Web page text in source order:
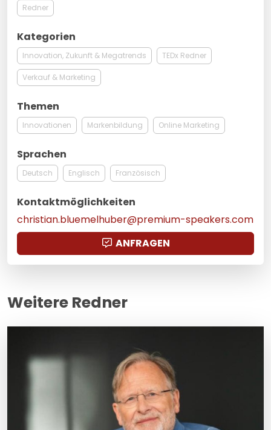
Redner
Kategorien
Innovation, Zukunft & Megatrends TEDx Redner
Verkauf & Marketing
Themen
Innovationen Markenbildung Online Marketing
Sprachen
Deutsch Englisch Französisch
Kontaktmöglichkeiten
christian.bluemelhuber@premium-speakers.com
ANFRAGEN
Weitere Redner